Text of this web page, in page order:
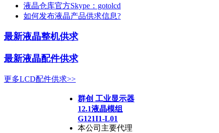
液晶仓库官方Skype：gotolcd
如何发布液晶产品供求信息?
最新液晶整机供求
最新液晶配件供求
更多LCD配件供求>>
群创 工业显示器
12.1液晶模组
G121I1-L01
本公司主要代理